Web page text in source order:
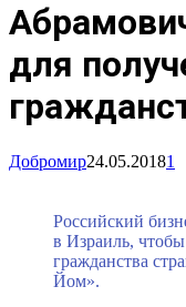
для
Добромир24.05.20181
Российский
в Израиль,
гражданства
Йом».